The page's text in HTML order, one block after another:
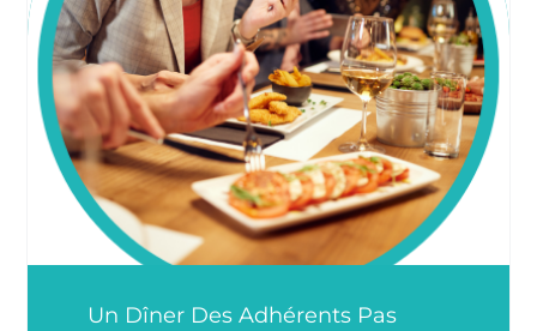
Un Dîner Des Adhérents Pas